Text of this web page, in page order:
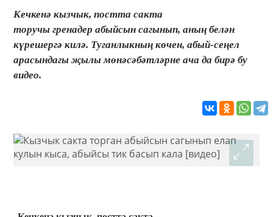
Кечкенә кызчык, постта сакта
торучы гренадер абыйсын сагынып, аның белән
күрешергә килә. Туганлыкның көчен, абый-сеңел
арасындагы җылы мөнәсәбәтләрне ача да бирә бу
видео.